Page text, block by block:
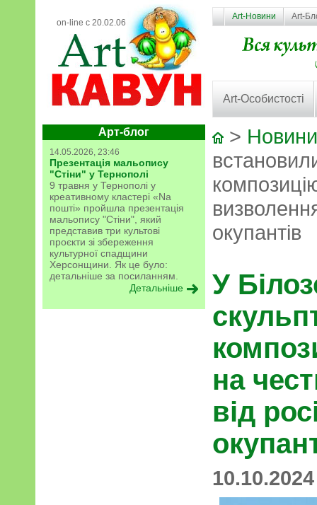
on-line с 20.02.06
Art-Новини Art-
Art-Особистості
Арт-блог
14.05.2026, 23:46
Презентація мальопису
"Стіни" у Тернополі
9 травня у Тернополі у
креативному кластері «Na
пошті» пройшла презентація
мальопису "Стіни", який
представив три культові
проєкти зі збереження
культурної спадщини
Херсонщини. Як це було:
детальніше за посиланням.
Детальніше
>
окупантів
У
на
від